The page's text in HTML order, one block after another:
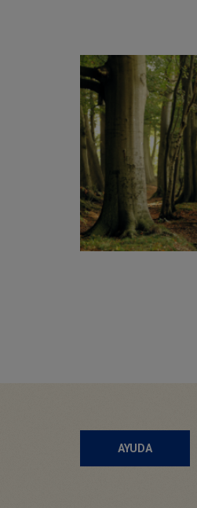
AYUDA